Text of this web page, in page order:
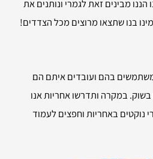
מבינים זאת לגמרי ונותנים את
בנו שתצאו מרוצים מכל הצדדים!
בהם ועובדים איתם הם
במקרה ותדרשו אחריות אנו
נוקטים באחריות וחפצים לעמוד